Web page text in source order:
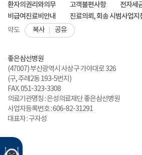
환자의권리와의무
고객불편사항
전자세
비급여진료비안내
진료의뢰, 회송 시범사업지
약도 복사 공유
좋은삼선병원
(47007) 부산광역시 사상구 가야대로 326
(구, 주례2동 193-5번지)
FAX. 051-323-3308
의료기관명칭 : 은성의료재단 좋은삼선병원
사업자등록번호 : 606-82-31291
대표자 : 구자성